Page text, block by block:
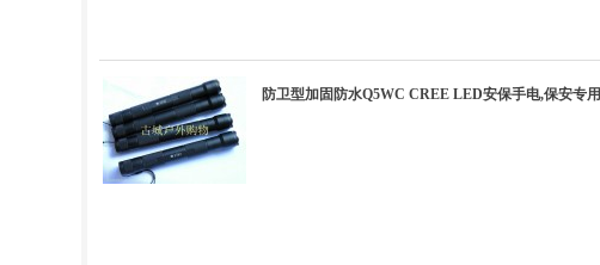
防卫型加固防水Q5WC CREE LED安保手电,保安专用